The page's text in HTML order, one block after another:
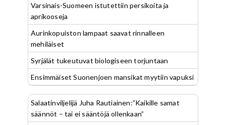
Varsinais-Suomeen istutettiin persikoita ja
aprikooseja
Aurinkopuiston lampaat saavat rinnalleen
mehiläiset
Syrjälät tukeutuvat biologiseen torjuntaan
Ensimmäiset Suonenjoen mansikat myytiin vapuksi
Salaatinviljelijä Juha Rautiainen:”Kaikille samat
säännöt – tai ei sääntöjä ollenkaan”